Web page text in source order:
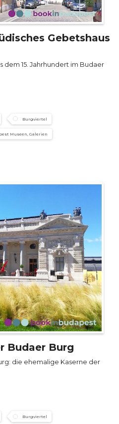
Gebetshaus
dem 15. Jahrhundert im Budaer
Burgviertel
Museen, Galerien
Budaer Burg
die ehemalige Kaserne der
Burgviertel